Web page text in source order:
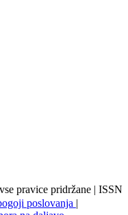
pravice pridržane | ISSN
poslovanja |